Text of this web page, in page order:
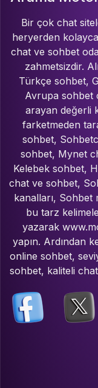
Bir çok chat
heryerden
chat ve sohbet
zahmetsizdir.
Türkçe sohbet,
Avrupa sohbet
arayan değerli
farketmeden
sohbet,
sohbet, Mynet
Kelebek sohbet,
chat ve sohbet,
kanalları, Sohbet
bu tarz
yazarak
yapın. Ardından
online sohbet,
sohbet, kaliteli